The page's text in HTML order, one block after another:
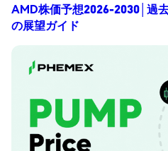
AMD株価予想2026-2030│過
の展望ガイド